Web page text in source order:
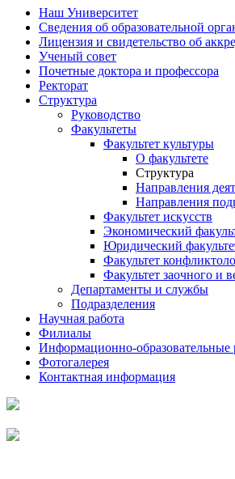
Наш Университет
Сведения об образовательной
Лицензия и свидетельство об
Ученый совет
Почетные доктора и профессора
Ректорат
Структура
Руководство
Факультеты
Факультет культуры
О факультете
Структура
Направления
Направления
Факультет искусств
Экономический
Юридический
Факультет
Факультет заочного и
Департаменты и службы
Подразделения
Научная работа
Филиалы
Информационно-образовательные
Фотогалерея
Контактная информация